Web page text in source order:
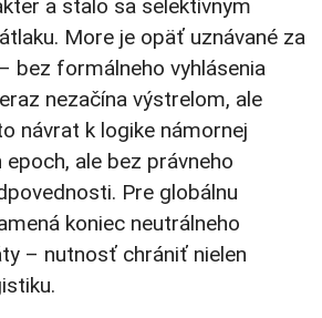
a stalo sa selektívnym
More je opäť uznávané za
bez formálneho vyhlásenia
nezačína výstrelom, ale
návrat k logike námornej
ale bez právneho
Pre globálnu
koniec neutrálneho
– nutnosť chrániť nielen